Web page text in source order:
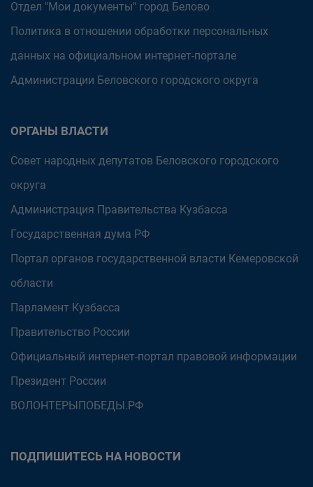
Отдел "Мои документы" город Белово
Политика в отношении обработки персональных
данных на официальном интернет-портале
Администрации Беловского городского округа
ОРГАНЫ ВЛАСТИ
Совет народных депутатов Беловского городского
округа
Администрация Правительства Кузбасса
Государственная дума РФ
Портал органов государственной власти Кемеровской
области
Парламент Кузбасса
Правительство России
Официальный интернет-портал правовой информации
Президент России
ВОЛОНТЕРЫПОБЕДЫ.РФ
ПОДПИШИТЕСЬ НА НОВОСТИ